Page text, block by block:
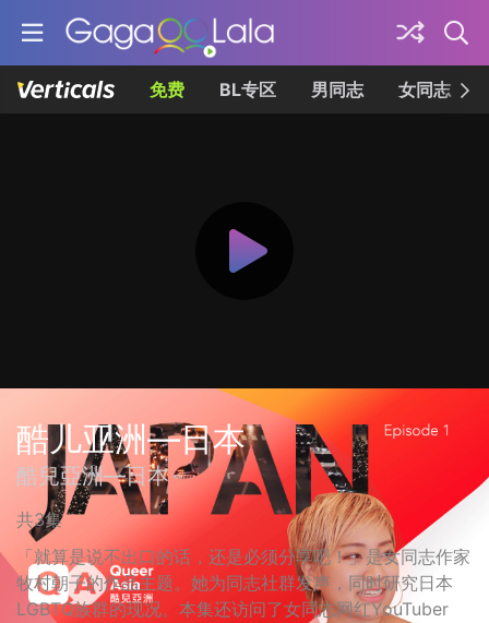
免费 BL专区 男同志 女同志
酷儿亚洲—日本
酷兒亞洲—日本
共3集
「就算是说不出口的话，还是必须分享吧！」是女同志作家
牧村朝子的作品主题。她为同志社群发声，同时研究日本
LGBTQ族群的现况。本集还访问了女同志网红YouTuber